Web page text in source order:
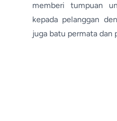
memberi tumpuan
kepada pelanggan
juga batu permata dan